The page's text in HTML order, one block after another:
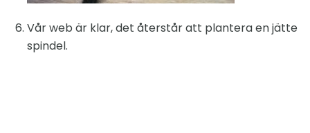
Vår web är klar, det återstår att plantera en jätte
spindel.